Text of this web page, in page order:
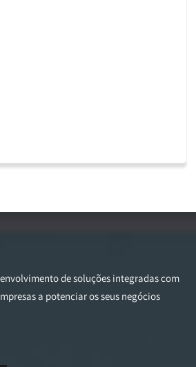
de soluções integradas com
a potenciar os seus negócios